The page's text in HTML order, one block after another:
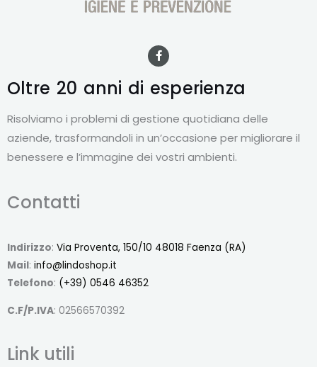
F
a
e
b
o
k
-
Oltre 20 anni di esperienza
Risolviamo i problemi di gestione quotidiana delle
aziende, trasformandoli in un’occasione per migliorare il
benessere e l’immagine dei vostri ambienti.
Contatti
Indirizzo: Via Proventa, 150/10 48018 Faenza (RA)
Mail: info@lindoshop.it
Telefono: (+39) 0546 46352
C.F/P.IVA: 02566570392
Link utili